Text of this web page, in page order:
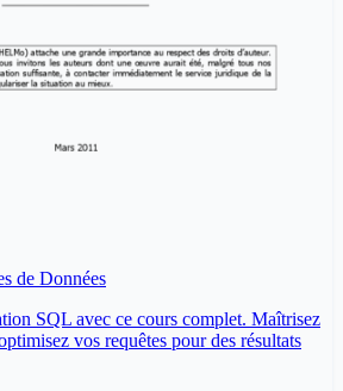
de Données
SQL avec ce cours complet. Maîtrisez
vos requêtes pour des résultats